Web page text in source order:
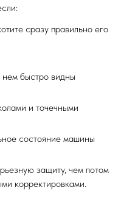
сразу правильно его
нем быстро видны
и точечными
состояние машины
защиту, чем потом
корректировками.